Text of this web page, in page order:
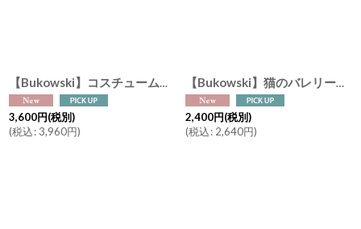
【Bukowski】コスチューム 着ぐるみくま リスになりたいブルーニス ハリネズミになりたいフーバー Ziggy Brunis & Ziggy Huber 15cm スウェーデンのぬいぐるみ
3,600円(税別)
(税込: 3,960円)
【Bukowski】猫のバレリーナ ネズミのバレリーナ アルバティーナ アントニア Albertina Antonia バッグチャーム 10cm スウェーデンのぬいぐるみ ブコウスキー キーホルダー
2,400円(税別)
(税込: 2,640円)